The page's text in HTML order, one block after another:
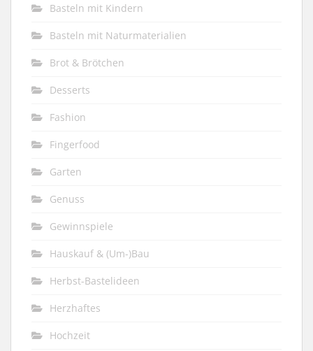
Basteln mit Kindern
Basteln mit Naturmaterialien
Brot & Brötchen
Desserts
Fashion
Fingerfood
Garten
Genuss
Gewinnspiele
Hauskauf & (Um-)Bau
Herbst-Bastelideen
Herzhaftes
Hochzeit